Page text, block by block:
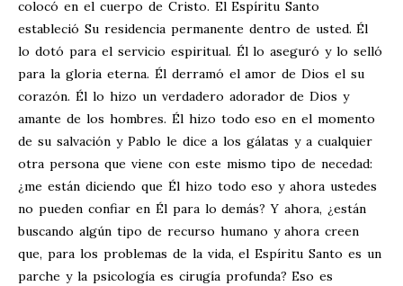
colocó en el cuerpo de Cristo. El Espíritu Santo
estableció Su residencia permanente dentro de usted. Él
lo dotó para el servicio espiritual. Él lo aseguró y lo selló
para la gloria eterna. Él derramó el amor de Dios el su
corazón. Él lo hizo un verdadero adorador de Dios y
amante de los hombres. Él hizo todo eso en el momento
de su salvación y Pablo le dice a los gálatas y a cualquier
otra persona que viene con este mismo tipo de necedad:
¿me están diciendo que Él hizo todo eso y ahora ustedes
no pueden confiar en Él para lo demás? Y ahora, ¿están
buscando algún tipo de recurso humano y ahora creen
que, para los problemas de la vida, el Espíritu Santo es un
parche y la psicología es cirugía profunda? Eso es